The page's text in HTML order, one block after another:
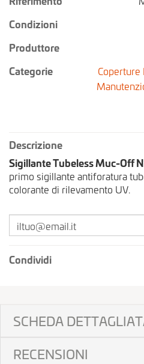
Condizioni
Produttore
Categorie
Coperture
Descrizione
Sigillante Tubeless Muc-Off
primo sigillante antiforatura
colorante di rilevamento UV.
Condividi
SCHEDA
RECENSIONI